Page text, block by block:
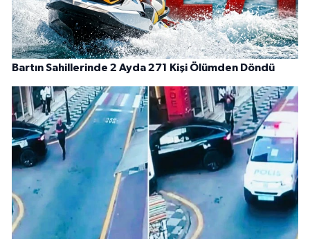
Bartın Sahillerinde 2 Ayda 271 Kişi Ölümden Döndü